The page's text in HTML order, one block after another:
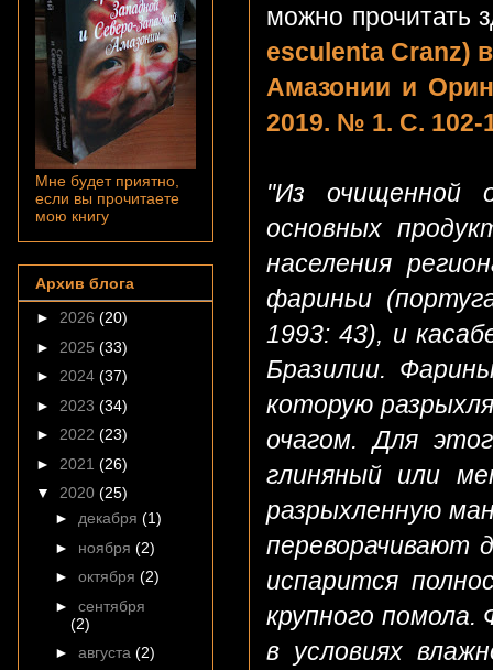
можно прочитать
esculenta Cranz)
Амазонии и
2019. № 1. С. 102-
"Из очищенной
основных
населения
фариньи
1993: 43), и
Бразилии.
которую
очагом. Для
глиняный или
разрыхленную
переворачивают
испарится
крупного
в условиях
Мне будет приятно,
если вы прочитаете
мою книгу
Архив блога
► 2026 (20)
► 2025 (33)
► 2024 (37)
► 2023 (34)
► 2022 (23)
► 2021 (26)
▼ 2020 (25)
► декабря (1)
► ноября (2)
► октября (2)
► сентября
(2)
► августа (2)